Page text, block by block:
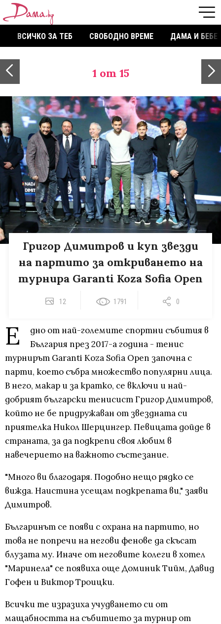
ВСИЧКО ЗА ТЕБ СВОБОДНО ВРЕМЕ ДАМА И БЕБЕ
1 от 15
Григор Димитров и куп звезди
на партито за откриването на
турнира Garanti Koza Sofia Open
12 1791 0
Е
дно от най-големите спортни събития в
България през 2017-а година - тенис
турнирът Garanti Koza Sofia Open започна с
парти, което събра множество популярни лица.
В него, макар и за кратко, се включи и най-
добрият български тенисист Григор Димитров,
който не бе придружаван от звездната си
приятелка Никол Шерцингер. Певицата дойде в
страната, за да подкрепи своя любим в
навечерието на важното състезание.
"Много ви благодаря. Подобно нещо рядко се
вижда. Наистина усещам подкрепата ви," заяви
Димитров.
Българинът се появи с охрана на партито, но
това не попречи на негови фенове да скъсат
блузата му. Иначе от неговите колеги в хотел
"Маринела" се появиха още Доминик Тийм, Давид
Гофен и Виктор Троицки.
Всички те изразиха учудването си от
мащабността на събитието за турнир от